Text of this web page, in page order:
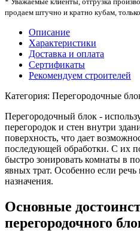
продаем штучно и кратно кубам,
Описание
Характеристики
Доставка и оплата
Сертификаты
Рекомендуем строителей
Категория: Перегородочные
Перегородочный блок -
перегородок и стен внутри
поверхность, что дает
последующей обработки. С их
быстро зонировать комнаты в
явных трат. Особенно если
назначения.
Основные
перегородочного